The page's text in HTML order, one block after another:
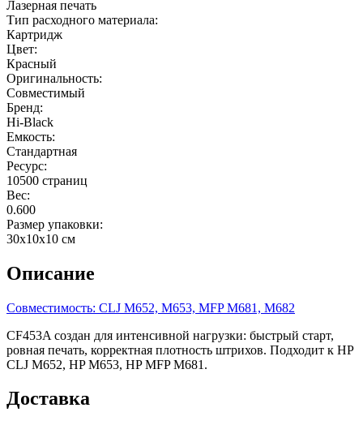
Лазерная печать
Тип расходного материала:
Картридж
Цвет:
Красный
Оригинальность:
Совместимый
Бренд:
Hi-Black
Емкость:
Стандартная
Ресурс:
10500 страниц
Вес:
0.600
Размер упаковки:
30x10x10 см
Описание
Совместимость: CLJ M652, M653, MFP M681, M682
CF453A создан для интенсивной нагрузки: быстрый старт,
ровная печать, корректная плотность штрихов. Подходит к HP
CLJ M652, HP M653, HP MFP M681.
Доставка